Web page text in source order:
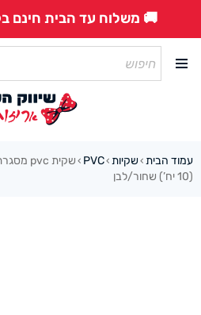
🚚 משלוח עד הבית חינם
עמוד הבית ›שקיות ›
PVC
›
(10 יח’) שחור/לבן